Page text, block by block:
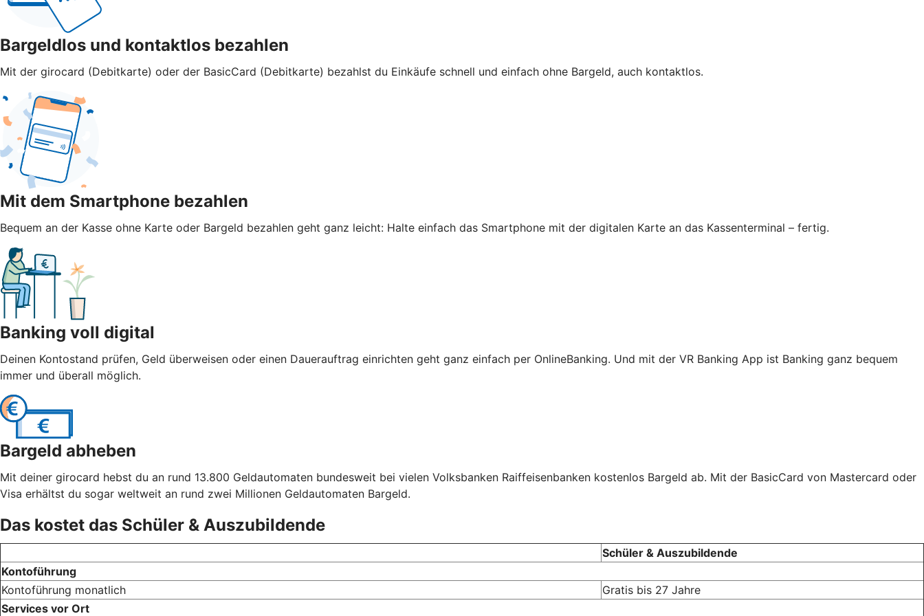
Bargeldlos und kontaktlos bezahlen
Mit der girocard (Debitkarte) oder der BasicCard (Debitkarte) bezahlst du Einkäufe schnell und einfach ohne Bargeld, auch kontaktlos.
Mit dem Smartphone bezahlen
Bequem an der Kasse ohne Karte oder Bargeld bezahlen geht ganz leicht: Halte einfach das Smartphone mit der digitalen Karte an das Kassenterminal – fertig.
Banking voll digital
Deinen Kontostand prüfen, Geld überweisen oder einen Dauerauftrag einrichten geht ganz einfach per OnlineBanking. Und mit der VR Banking App ist Banking ganz bequem
immer und überall möglich.
Bargeld abheben
Mit deiner girocard hebst du an rund 13.800 Geldautomaten bundesweit bei vielen Volksbanken Raiffeisenbanken kostenlos Bargeld ab. Mit der BasicCard von Mastercard oder
Visa erhältst du sogar weltweit an rund zwei Millionen Geldautomaten Bargeld.
Das kostet das Schüler & Auszubildende
Schüler & Auszubildende
Kontoführung
Kontoführung monatlich
Gratis bis 27 Jahre
Services vor Ort